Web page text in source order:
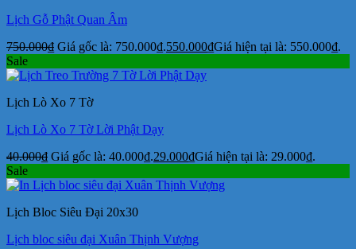
Lịch Gỗ Phật Quan Âm
750.000₫ Giá gốc là: 750.000₫.550.000₫Giá hiện tại là: 550.000₫.
Sale
Lịch Lò Xo 7 Tờ
Lịch Lò Xo 7 Tờ Lời Phật Dạy
40.000₫ Giá gốc là: 40.000₫.29.000₫Giá hiện tại là: 29.000₫.
Sale
Lịch Bloc Siêu Đại 20x30
Lịch bloc siêu đại Xuân Thịnh Vượng